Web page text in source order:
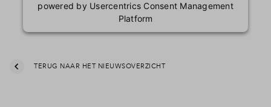
powered by Usercentrics Consent Management
Platform
TERUG NAAR HET NIEUWSOVERZICHT